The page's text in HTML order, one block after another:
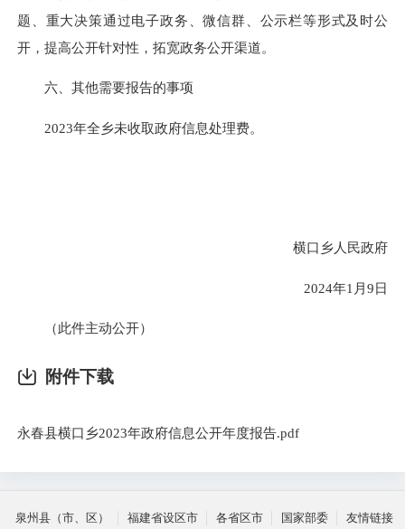
题、重大决策通过电子政务、微信群、公示栏等形式及时公
开，提高公开针对性，拓宽政务公开渠道。
六、其他需要报告的事项
2023年全乡未收取政府信息处理费。
横口乡人民政府
2024年1 月9日
（此件主动公开）
附件下载
永春县横口乡2023年政府信息公开年度报告.pdf
泉州县（市、区） 福建省设区市 各省区市 国家部委 友情链接